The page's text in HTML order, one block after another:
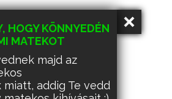
HOGY KÖNNYEDÉN
MATEKOT
majd az
addig Te vedd